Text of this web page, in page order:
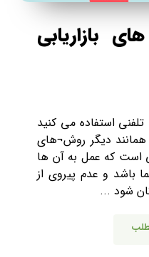
بازاریابی
تلفنی استفاده می کنید
همانند دیگر روش¬های
است که عمل به آن ها
باشد و عدم پیروی از
شود ...